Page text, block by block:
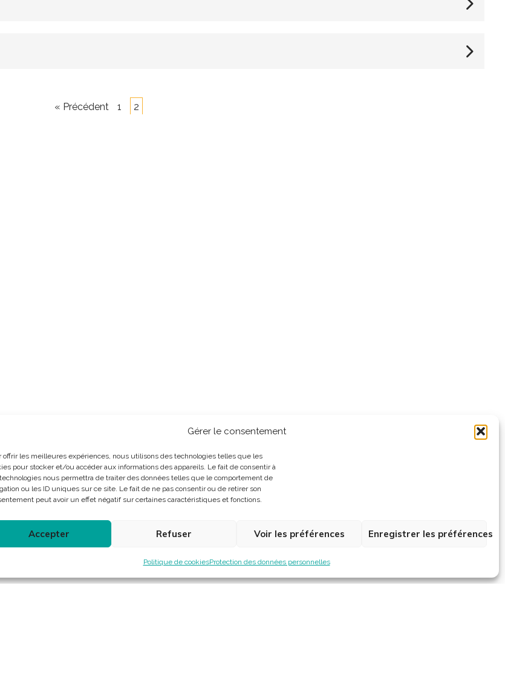
Gérer le consentement
offrir les meilleures expériences, nous utilisons des technologies telles que les
pour stocker et/ou accéder aux informations des appareils. Le fait de consentir à
nous permettra de traiter des données telles que le comportement de
ou les ID uniques sur ce site. Le fait de ne pas consentir ou de retirer son
peut avoir un effet négatif sur certaines caractéristiques et fonctions.
Accepter Refuser Voir les préférences Enregistrer les préférences
Politique de cookiesProtection des données personnelles
« Précédent 1 2